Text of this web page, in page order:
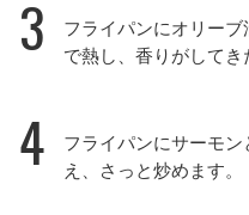
3
フライパンにオリー
で熱し、香りがしてき
4
フライパンにサーモ
え、さっと炒めます。